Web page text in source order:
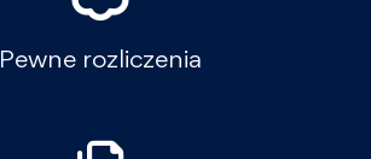
Pewne rozliczenia